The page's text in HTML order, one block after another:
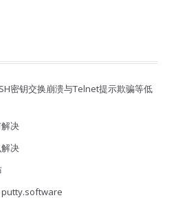
密钥交换崩溃与Telnet提示欺骗等低
决
决
putty.software